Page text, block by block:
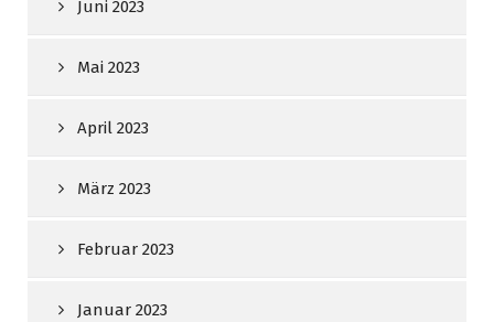
Juni 2023
Mai 2023
April 2023
März 2023
Februar 2023
Januar 2023